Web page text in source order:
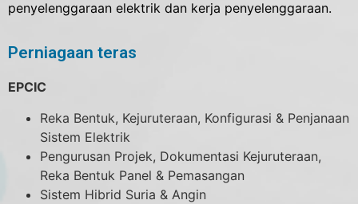
penyelenggaraan elektrik dan kerja penyelenggaraan.
Perniagaan teras
EPCIC
Reka Bentuk, Kejuruteraan, Konfigurasi & Penjanaan
Sistem Elektrik
Pengurusan Projek, Dokumentasi Kejuruteraan,
Reka Bentuk Panel & Pemasangan
Sistem Hibrid Suria & Angin